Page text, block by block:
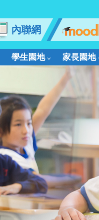
內聯網
學生園地 家長園地